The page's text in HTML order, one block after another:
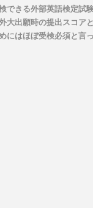
できる外部英語検定試
大出願時の提出スコア
にはほぼ受検必須と言
て良い結果をおさめて